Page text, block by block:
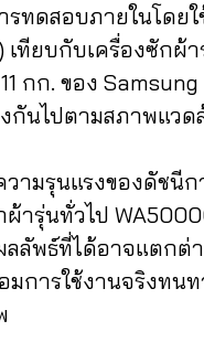
รทดสอบภายในโดย
เทียบกับเครื่องซักผ้
กก. ของ
กันไปตามสภาพแวด
ามรุนแรงของดัชนีก
ารุ่นทั่วไป
ลลัพธ์ที่ได้อาจแตกต่
มการใช้งานจริงทน